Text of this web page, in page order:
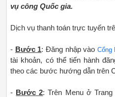
vụ công Quốc gia.
Dịch vụ thanh toán trực tuyến
- Bước 1: Đăng nhập vào Cổng
tài khoản, có thể tiến hành
theo các bước hướng dẫn trên
- Bước 2: Trên Menu ở